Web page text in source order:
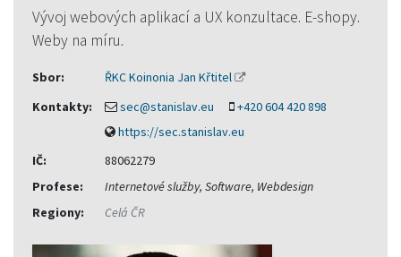
Vývoj webových aplikací a UX konzultace. E-shopy.
Weby na míru.
Sbor:
ŘKC Koinonia Jan Křtitel
Kontakty:
sec@stanislav.eu
+420 604 420 898
https://sec.stanislav.eu
IČ:
88062279
Profese:
Internetové služby, Software, Webdesign
Regiony:
Celá ČR